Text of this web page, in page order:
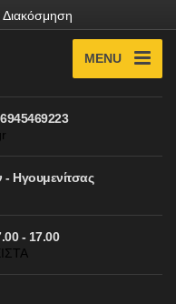
Διακόσμηση
MENU
Ηγουμενίτσας
- 17.00